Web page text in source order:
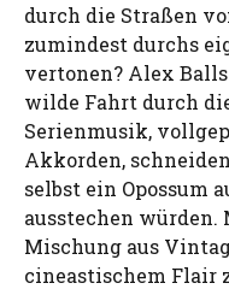
durch die Straßen
zumindest durchs
vertonen? Alex
wilde Fahrt durch
Serienmusik,
Akkorden,
selbst ein Opossum
ausstechen
Mischung aus
cineastischem Flair